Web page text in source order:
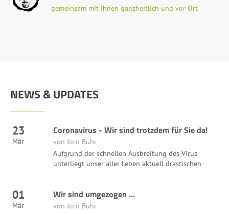
gemeinsam mit Ihnen ganzheitlich und vor Ort
NEWS & UPDATES
23
Mär
Coronavirus - Wir sind trotzdem für Sie da!
von Jörn Buhr
Aufgrund der schnellen Ausbreitung des Virus
unterliegt unser aller Leben aktuell drastischen
01
Mär
Wir sind umgezogen ...
von Jörn Buhr